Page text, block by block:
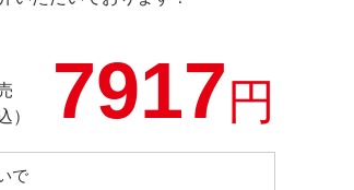
）
7917円
で